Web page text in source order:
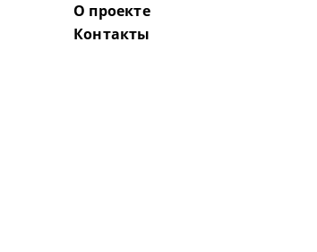
О проекте
Контакты